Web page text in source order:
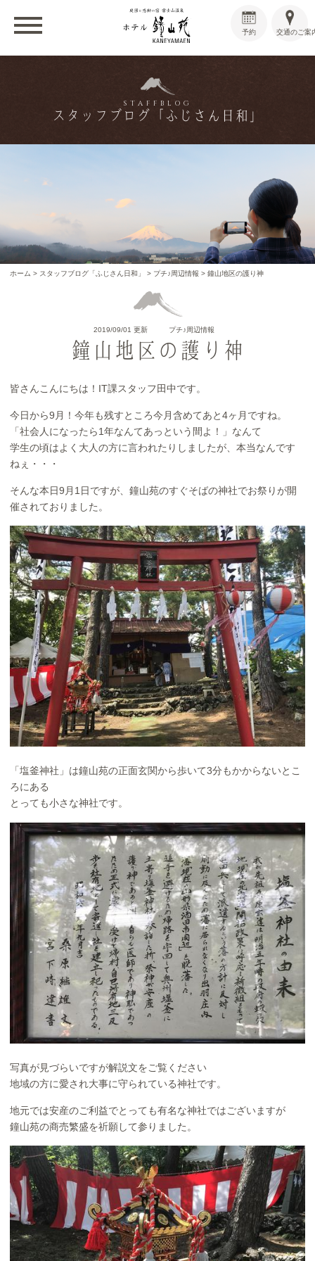
交通のご案
予約
STAFFBLOG
スタッフブログ「ふじさん日和」
ホーム > スタッフブログ「ふじさん日和」 > プチ♪周辺情報 >鐘山地区の護り神
2019/09/01 更新 プチ♪周辺情報
鐘山地区の護り神
皆さんこんにちは！IT課スタッフ田中です。
今日から9月！今年も残すところ今月含めてあと4ヶ月ですね。
「社会人になったら1年なんてあっという間よ！」なんて
学生の頃はよく大人の方に言われたりしましたが、本当なんです
ねぇ・・・
そんな本日9月1日ですが、鐘山苑のすぐそばの神社でお祭りが開
催されておりました。
「塩釜神社」は鐘山苑の正面玄関から歩いて3分もかからないとこ
ろにある
とっても小さな神社です。
写真が見づらいですが解説文をご覧ください
地域の方に愛され大事に守られている神社です。
地元では安産のご利益でとっても有名な神社ではございますが
鐘山苑の商売繁盛を祈願して参りました。